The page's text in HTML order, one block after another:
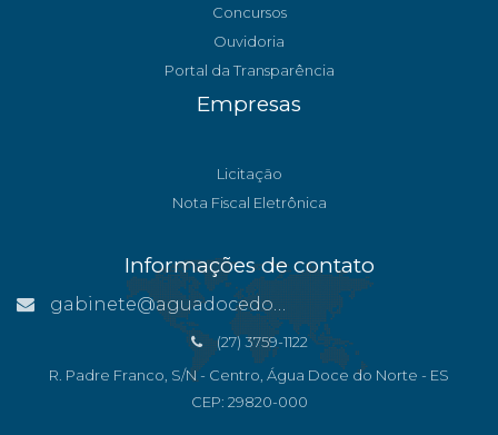
Concursos
Ouvidoria
Portal da Transparência
Empresas
Licitação
Nota Fiscal Eletrônica
Informações de contato
gabinete@aguadocedonorte.es.gov.br
(27) 3759-1122
R. Padre Franco, S/N - Centro, Água Doce do Norte - ES
CEP: 29820-000